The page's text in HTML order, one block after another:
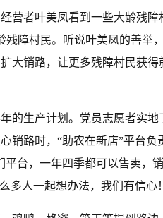
营者叶美凤看到一些大龄残障
残障村民。听说叶美凤的善举
大销路，让更多残障村民获得
的生产计划。党员志愿者实地
销路时，“助农在新店”平台负
平台，一年四季都可以售卖，
多人一起想办法，我们有信心